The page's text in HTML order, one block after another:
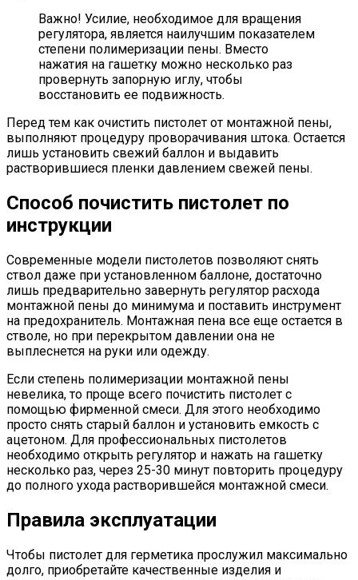
Важно! Усилие, необходимое для вращения
регулятора, является наилучшим показателем
степени полимеризации пены. Вместо
нажатия на гашетку можно несколько раз
провернуть запорную иглу, чтобы
восстановить ее подвижность.
Перед тем как очистить пистолет от монтажной пены,
выполняют процедуру проворачивания штока. Остается
лишь установить свежий баллон и выдавить
растворившиеся пленки давлением свежей пены.
Способ почистить пистолет по
инструкции
Современные модели пистолетов позволяют снять
ствол даже при установленном баллоне, достаточно
лишь предварительно завернуть регулятор расхода
монтажной пены до минимума и поставить инструмент
на предохранитель. Монтажная пена все еще остается в
стволе, но при перекрытом давлении она не
выплеснется на руки или одежду.
Если степень полимеризации монтажной пены
невелика, то проще всего почистить пистолет с
помощью фирменной смеси. Для этого необходимо
просто снять старый баллон и установить емкость с
ацетоном. Для профессиональных пистолетов
необходимо открыть регулятор и нажать на гашетку
несколько раз, через 25-30 минут повторить процедуру
до полного ухода растворившейся монтажной смеси.
Правила эксплуатации
Чтобы пистолет для герметика прослужил максимально
долго, приобретайте качественные изделия и